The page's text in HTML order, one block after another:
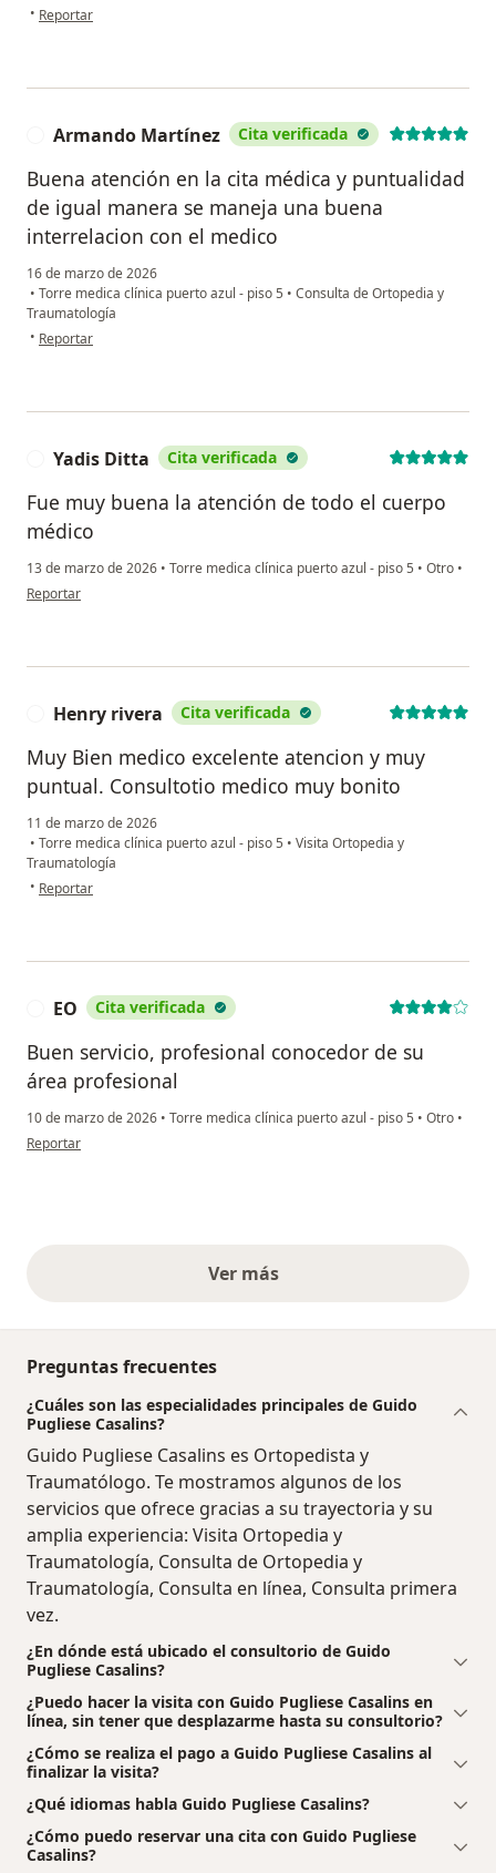
• en opinión del usuario Xllinas
Reportar
Armando Martínez Cita verificada
Buena atención en la cita médica y puntualidad
de igual manera se maneja una buena
interrelacion con el medico
16 de marzo de 2026
• Torre medica clínica puerto azul - piso 5 • Consulta de Ortopedia y
Traumatología
• en opinión del usuario Armando Martínez
Reportar
Yadis Ditta Cita verificada
Fue muy buena la atención de todo el cuerpo
médico
13 de marzo de 2026 • Torre medica clínica puerto azul - piso 5 • Otro •
en opinión del usuario Yadis Ditta
Reportar
Henry rivera Cita verificada
Muy Bien medico excelente atencion y muy
puntual. Consultotio medico muy bonito
11 de marzo de 2026
• Torre medica clínica puerto azul - piso 5 • Visita Ortopedia y
Traumatología
• en opinión del usuario Henry rivera
Reportar
EO Cita verificada
Buen servicio, profesional conocedor de su
área profesional
10 de marzo de 2026 • Torre medica clínica puerto azul - piso 5 • Otro •
en opinión del usuario EO
Reportar
Ver másopiniones anteriores
Preguntas frecuentes
¿Cuáles son las especialidades principales de Guido
Pugliese Casalins?
Guido Pugliese Casalins es Ortopedista y
Traumatólogo. Te mostramos algunos de los
servicios que ofrece gracias a su trayectoria y su
amplia experiencia: Visita Ortopedia y
Traumatología, Consulta de Ortopedia y
Traumatología, Consulta en línea, Consulta primera
vez.
¿En dónde está ubicado el consultorio de Guido
Pugliese Casalins?
¿Puedo hacer la visita con Guido Pugliese Casalins en
línea, sin tener que desplazarme hasta su consultorio?
¿Cómo se realiza el pago a Guido Pugliese Casalins al
finalizar la visita?
¿Qué idiomas habla Guido Pugliese Casalins?
¿Cómo puedo reservar una cita con Guido Pugliese
Casalins?